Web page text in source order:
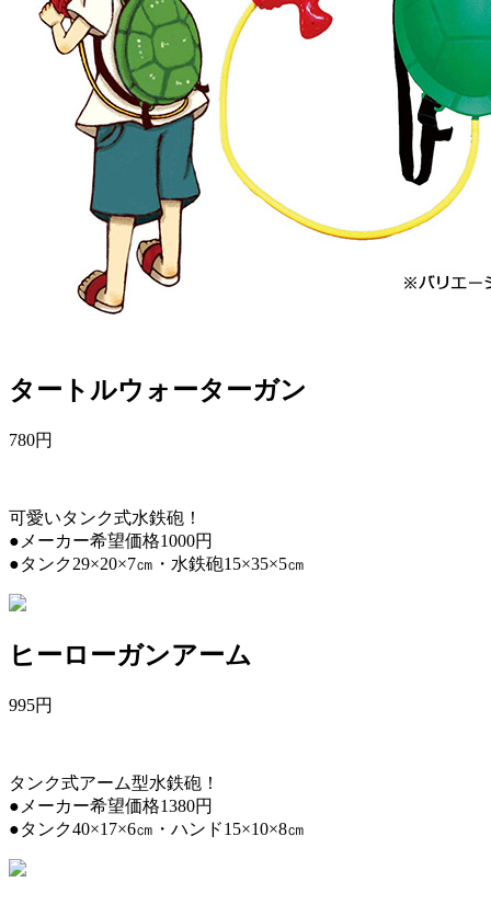
タートルウォーターガン
780円
可愛いタンク式水鉄砲！
●メーカー希望価格1000円
●タンク29×20×7㎝・水鉄砲15×35×5㎝
ヒーローガンアーム
995円
タンク式アーム型水鉄砲！
●メーカー希望価格1380円
●タンク40×17×6㎝・ハンド15×10×8㎝